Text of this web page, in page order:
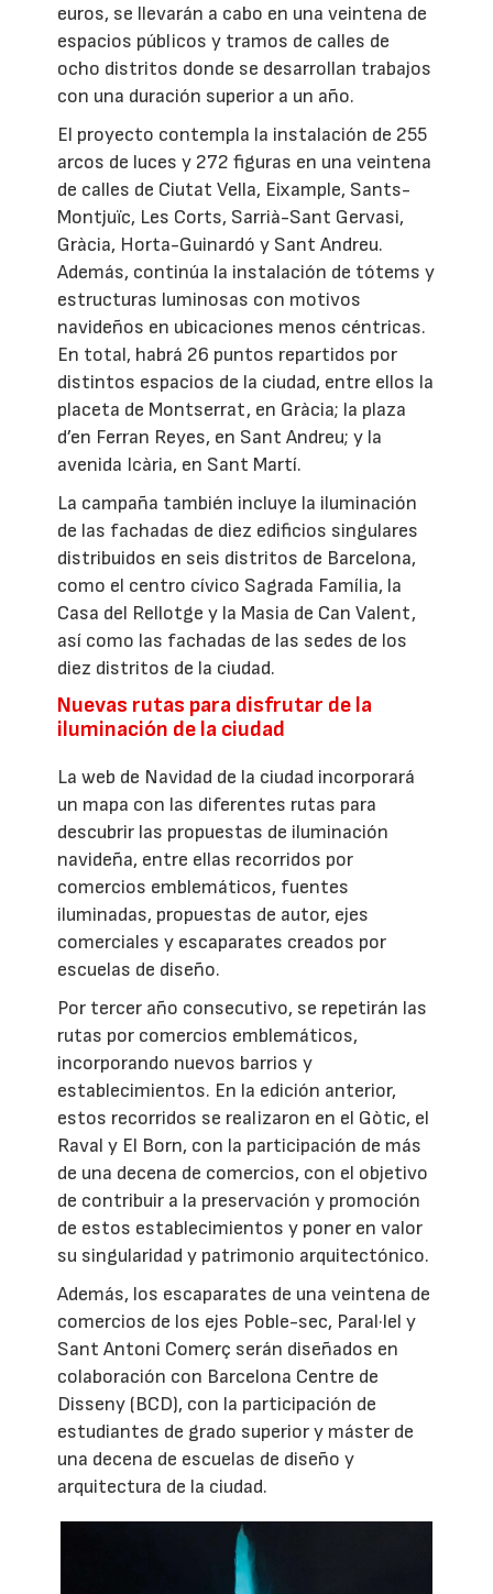
euros, se llevarán a cabo en una veintena de
espacios públicos y tramos de calles de
ocho distritos donde se desarrollan trabajos
con una duración superior a un año.
El proyecto contempla la instalación de 255
arcos de luces y 272 figuras en una veintena
de calles de Ciutat Vella, Eixample, Sants-
Montjuïc, Les Corts, Sarrià-Sant Gervasi,
Gràcia, Horta-Guinardó y Sant Andreu.
Además, continúa la instalación de tótems y
estructuras luminosas con motivos
navideños en ubicaciones menos céntricas.
En total, habrá 26 puntos repartidos por
distintos espacios de la ciudad, entre ellos la
placeta de Montserrat, en Gràcia; la plaza
d’en Ferran Reyes, en Sant Andreu; y la
avenida Icària, en Sant Martí.
La campaña también incluye la iluminación
de las fachadas de diez edificios singulares
distribuidos en seis distritos de Barcelona,
como el centro cívico Sagrada Família, la
Casa del Rellotge y la Masia de Can Valent,
así como las fachadas de las sedes de los
diez distritos de la ciudad.
Nuevas rutas para disfrutar de la
iluminación de la ciudad
La web de Navidad de la ciudad incorporará
un mapa con las diferentes rutas para
descubrir las propuestas de iluminación
navideña, entre ellas recorridos por
comercios emblemáticos, fuentes
iluminadas, propuestas de autor, ejes
comerciales y escaparates creados por
escuelas de diseño.
Por tercer año consecutivo, se repetirán las
rutas por comercios emblemáticos,
incorporando nuevos barrios y
establecimientos. En la edición anterior,
estos recorridos se realizaron en el Gòtic, el
Raval y El Born, con la participación de más
de una decena de comercios, con el objetivo
de contribuir a la preservación y promoción
de estos establecimientos y poner en valor
su singularidad y patrimonio arquitectónico.
Además, los escaparates de una veintena de
comercios de los ejes Poble-sec, Paral·lel y
Sant Antoni Comerç serán diseñados en
colaboración con Barcelona Centre de
Disseny (BCD), con la participación de
estudiantes de grado superior y máster de
una decena de escuelas de diseño y
arquitectura de la ciudad.